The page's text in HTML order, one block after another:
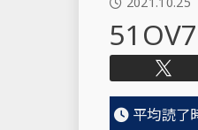
平均読